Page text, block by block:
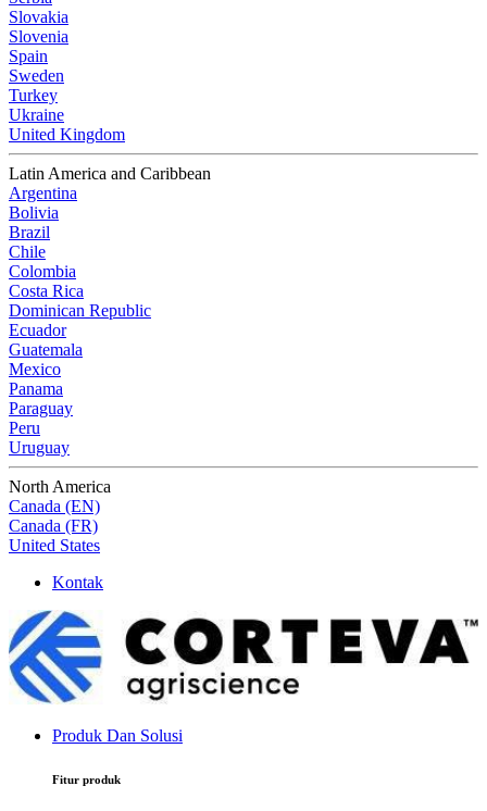
Slovakia
Slovenia
Spain
Sweden
Turkey
Ukraine
United Kingdom
Latin America and Caribbean
Argentina
Bolivia
Brazil
Chile
Colombia
Costa Rica
Dominican Republic
Ecuador
Guatemala
Mexico
Panama
Paraguay
Peru
Uruguay
North America
Canada (EN)
Canada (FR)
United States
Kontak
Produk Dan Solusi
Fitur produk